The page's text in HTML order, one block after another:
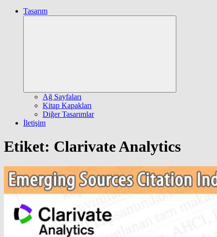
Tasarım
Ağ Sayfaları
Kitap Kapakları
Diğer Tasarımlar
İletişim
Etiket: Clarivate Analytics